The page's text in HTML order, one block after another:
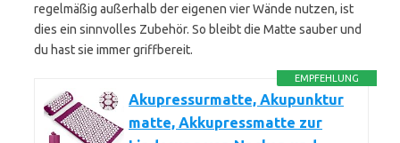
regelmäßig außerhalb der eigenen vier Wände nutzen, ist
dies ein sinnvolles Zubehör. So bleibt die Matte sauber und
du hast sie immer griffbereit.
EMPFEHLUNG
Akupressurmatte, Akupunktur
matte, Akkupressmatte zur